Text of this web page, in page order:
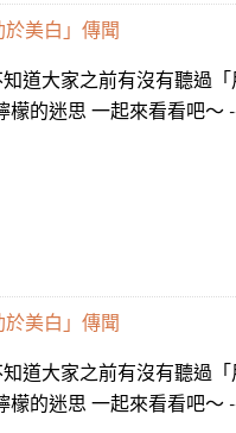
美白」傳聞
道大家之前有沒有聽過「
的迷思 一起來看看吧～
美白」傳聞
道大家之前有沒有聽過「
的迷思 一起來看看吧～